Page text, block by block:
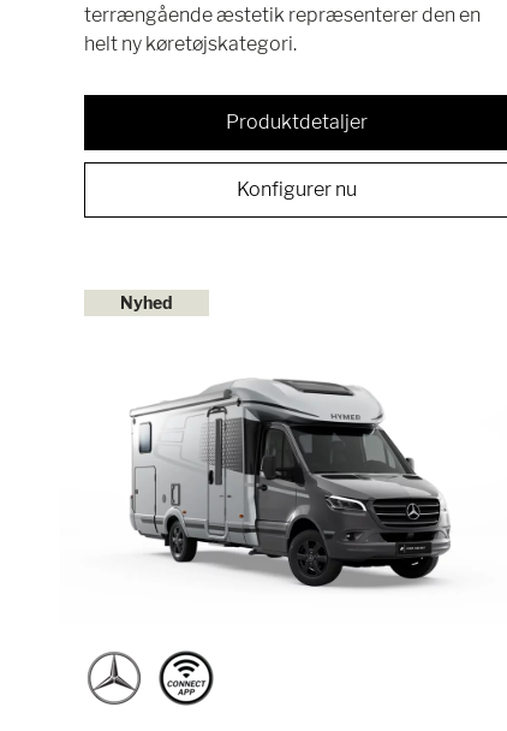
terrængående æstetik repræsenterer den en
helt ny køretøjskategori.
Produktdetaljer
Konfigurer nu
Nyhed